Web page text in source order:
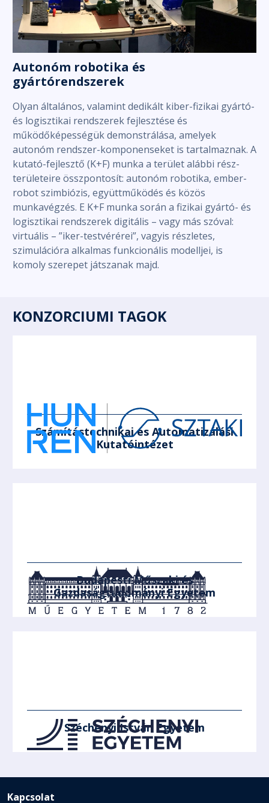
Autonóm robotika és
gyártórendszerek
Olyan általános, valamint dedikált kiber-fizikai gyártó-
és logisztikai rendszerek fejlesztése és
működőképességük demonstrálása, amelyek
autonóm rendszer-komponenseket is tartalmaznak. A
kutató-fejlesztő (K+F) munka a terület alábbi rész-
területeire összpontosít: autonóm robotika, ember-
robot szimbiózis, együttműködés és közös
munkavégzés. E K+F munka során a fizikai gyártó- és
logisztikai rendszerek digitális – vagy más szóval:
virtuális – ”iker-testvérérei”, vagyis részletes,
szimulációra alkalmas funkcionális modelljei, is
komoly szerepet játszanak majd.
KONZORCIUMI TAGOK
Számítástechnikai és Automatizálási
Kutatóintézet
Budapesti Műszaki és
Gazdaságtudományi Egyetem
Széchenyi István Egyetem
Kapcsolat